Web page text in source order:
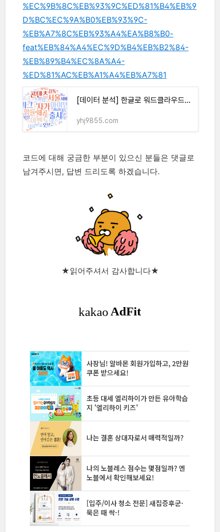
%EC%9B%8C%EB%93%9C%ED%81%B4%EB%9
D%BC%EC%9A%B0%EB%93%9C-
%EB%A7%8C%EB%93%A4%EA%B8%B0-
feat%EB%84%A4%EC%9D%B4%EB%B2%84-
%EB%89%B4%EC%8A%A4-
%ED%81%AC%EB%A1%A4%EB%A7%81
[데이터 분석] 한글로 워드클라우드 만들기 (feat.네이버 뉴스 크롤링)
yhj9855.com
코드에 대해 궁금한 부분이 있으신 분들은 댓글로
남겨주시면, 답변 드리도록 하겠습니다.
★읽어주셔서 감사합니다★